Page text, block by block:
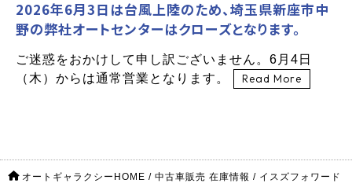
2026年6月3日は台風上陸のため、埼玉県新座市中
野の弊社オートセンターはクローズとなります。
ご迷惑をおかけして申し訳ございません。6月4日
（木）からは通常営業となります。
Read More
オートギャラクシーHOME / 中古車販売 在庫情報 / イスズフォワード